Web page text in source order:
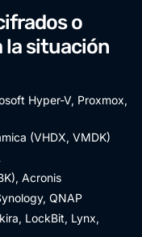
o
la situación
Hyper-V, Proxmox,
(VHDX, VMDK)
Acronis
QNAP
LockBit, Lynx,